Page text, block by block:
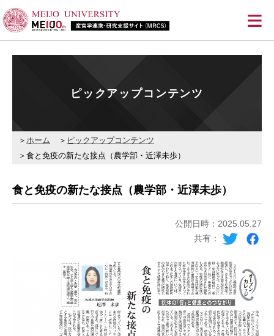
≡
ピックアップコンテンツ
ホーム
ピックアップコンテンツ
食と免疫の新たな接点（農学部・近澤未歩）
食と免疫の新たな接点（農学部・近澤未歩）
公開日時：2025.05.27
共有：